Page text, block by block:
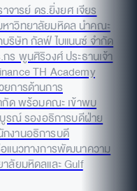
จารย์ ดร.ยิ่งยศ เจียร
าวิทยาลัยมหิดล นำคณะ
ริษัท กัลฟ์ ไบแนนซ์ จำกัด
ร พูนศิริวงศ์ ประธานเจ้า
TH Academy
การด้านการ
ด พร้อมคณะ เข้าพบ
รณ์ รองอธิการบดีฝ่าย
งานอธิการบดี
แนวทางการพัฒนาความ
ลัยมหิดลและ Gulf